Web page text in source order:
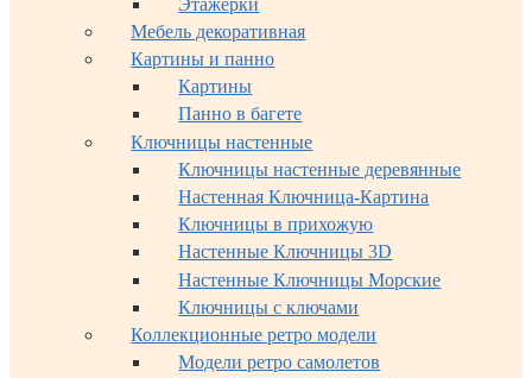
Мебель декоративная
Картины и панно
Картины
Панно в багете
Ключницы настенные
Ключницы настенные деревянные
Настенная Ключница-Картина
Ключницы в прихожую
Настенные Ключницы 3D
Настенные Ключницы Морские
Ключницы с ключами
Коллекционные ретро модели
Модели ретро самолетов